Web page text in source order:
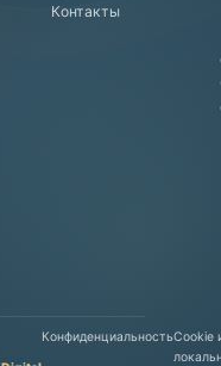
Контакты
КонфиденциальностьCookie